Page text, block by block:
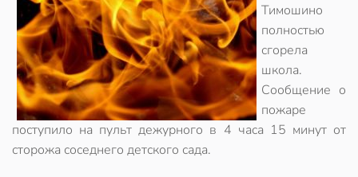
Тимошино
полностью
сгорела
школа.
Сообщение о
пожаре
поступило на пульт дежурного в 4 часа 15 минут от
сторожа соседнего детского сада.